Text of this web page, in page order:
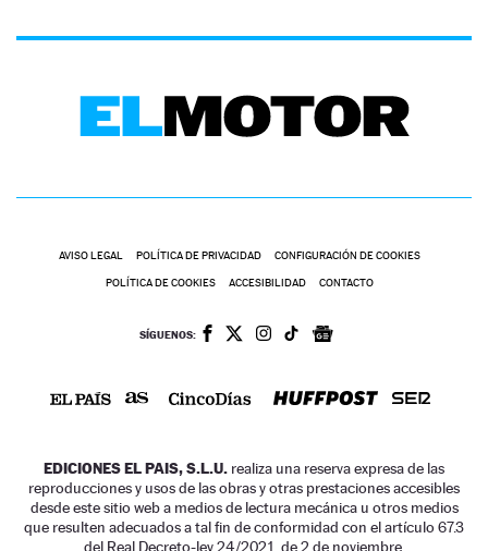
AVISO LEGAL POLÍTICA DE PRIVACIDAD CONFIGURACIÓN DE COOKIES
POLÍTICA DE COOKIES ACCESIBILIDAD CONTACTO
SÍGUENOS:
EDICIONES EL PAIS, S.L.U. realiza una reserva expresa de las
reproducciones y usos de las obras y otras prestaciones accesibles
desde este sitio web a medios de lectura mecánica u otros medios
que resulten adecuados a tal fin de conformidad con el artículo 67.3
del Real Decreto-ley 24/2021, de 2 de noviembre.